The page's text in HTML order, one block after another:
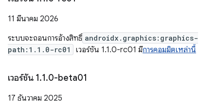
11 มีนาคม 2026
ระบบจะถอนการอ้างสิทธิ์ androidx.graphics:graphics-
path:1.1.0-rc01
เวอร์ชัน 1.1.0-rc01 มีการคอมมิตเหล่านี้
เวอร์ชัน 1.1.0-beta01
17 ธันวาคม 2025